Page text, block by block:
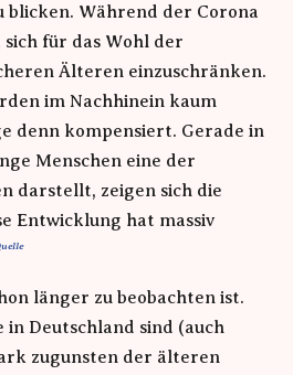
blicken. Während der Corona
für das Wohl der
Älteren einzuschränken.
im Nachhinein kaum
denn kompensiert. Gerade in
Menschen eine der
darstellt, zeigen sich die
Entwicklung hat massiv
länger zu beobachten ist.
Deutschland sind (auch
zugunsten der älteren